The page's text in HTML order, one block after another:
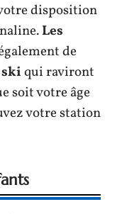
disposition
Les
de
qui raviront
soit votre âge
votre station